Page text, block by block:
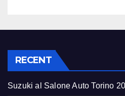
RECENT
Suzuki al Salone Auto Torino